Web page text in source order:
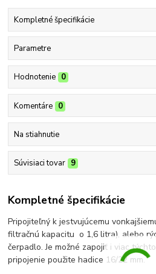
Kompletné špecifikácie
Parametre
Hodnotenie 0
Komentáre 0
Na stiahnutie
Súvisiaci tovar 9
Kompletné špecifikácie
Pripojiteľný k jestvujúcemu
filtračnú kapacitu o 1,6 litra), alebo
čerpadlo. Je možné zapojiť i viac
pripojenie použite hadice 16/22 mm.